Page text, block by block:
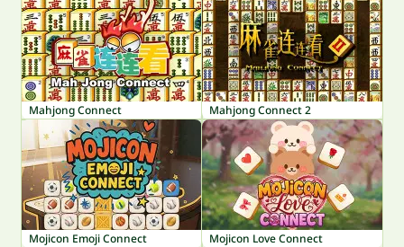
Mahjong Connect Mahjong Connect 2
Mojicon Emoji Connect Mojicon Love Connect